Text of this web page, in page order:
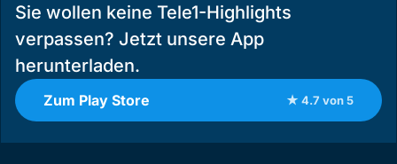
Sie wollen keine Tele1-Highlights
verpassen? Jetzt unsere App
herunterladen.
Zum Play Store ★ 4.7 von 5